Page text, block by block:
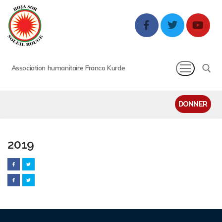
Association humanitaire Franco Kurde
DONNER
2019